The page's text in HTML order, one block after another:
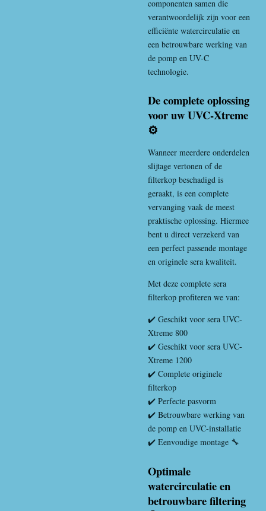
componenten samen die
verantwoordelijk zijn voor een
efficiënte watercirculatie en
een betrouwbare werking van
de pomp en UV-C
technologie.
De complete oplossing
voor uw UVC-Xtreme
⚙️
Wanneer meerdere onderdelen
slijtage vertonen of de
filterkop beschadigd is
geraakt, is een complete
vervanging vaak de meest
praktische oplossing. Hiermee
bent u direct verzekerd van
een perfect passende montage
en originele sera kwaliteit.
Met deze complete sera
filterkop profiteren we van:
✔️ Geschikt voor sera UVC-
Xtreme 800
✔️ Geschikt voor sera UVC-
Xtreme 1200
✔️ Complete originele
filterkop
✔️ Perfecte pasvorm
✔️ Betrouwbare werking van
de pomp en UVC-installatie
✔️ Eenvoudige montage 🔧
Optimale
watercirculatie en
betrouwbare filtering